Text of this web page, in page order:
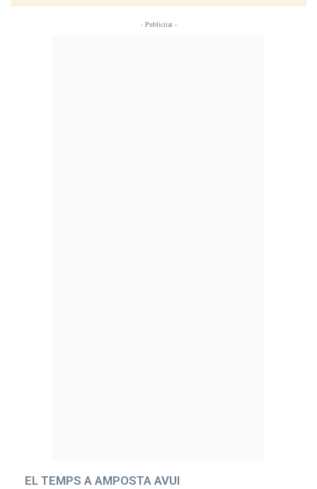
- Publicitat -
EL TEMPS A AMPOSTA AVUI